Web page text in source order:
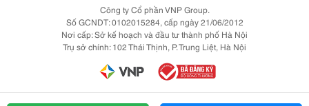
Công ty Cổ phần VNP Group.
Số GCNDT: 0102015284, cấp ngày 21/06/2012
Nơi cấp: Sở kế hoạch và đầu tư thành phố Hà Nội
Trụ sở chính: 102 Thái Thịnh, P. Trung Liệt, Hà Nội